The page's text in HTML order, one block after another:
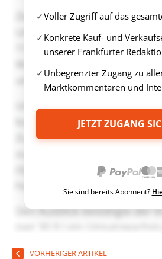
Voller Zugriff auf das
Konkrete Kauf- und
unserer Frankfurter
Unbegrenzter Zugang zu
Marktkommentaren und
JETZT ZUGANG
Sie sind bereits Abonnent?
VORHERIGER ARTIKEL